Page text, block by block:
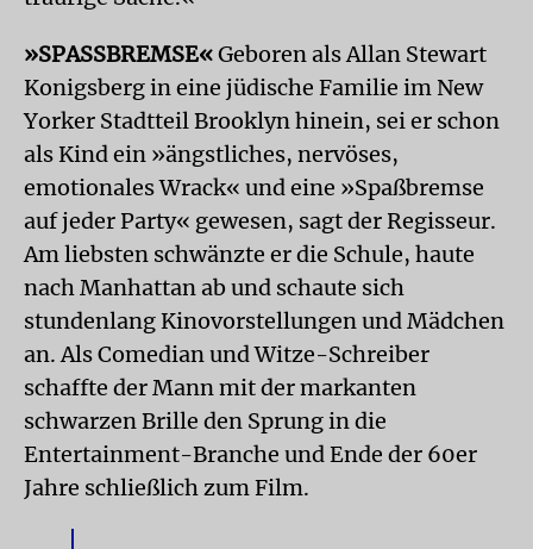
»SPASSBREMSE«Geboren als Allan Stewart
Konigsberg in eine jüdische Familie im New
Yorker Stadtteil Brooklyn hinein, sei er schon
als Kind ein »ängstliches, nervöses,
emotionales Wrack« und eine »Spaßbremse
auf jeder Party« gewesen, sagt der Regisseur.
Am liebsten schwänzte er die Schule, haute
nach Manhattan ab und schaute sich
stundenlang Kinovorstellungen und Mädchen
an. Als Comedian und Witze-Schreiber
schaffte der Mann mit der markanten
schwarzen Brille den Sprung in die
Entertainment-Branche und Ende der 60er
Jahre schließlich zum Film.